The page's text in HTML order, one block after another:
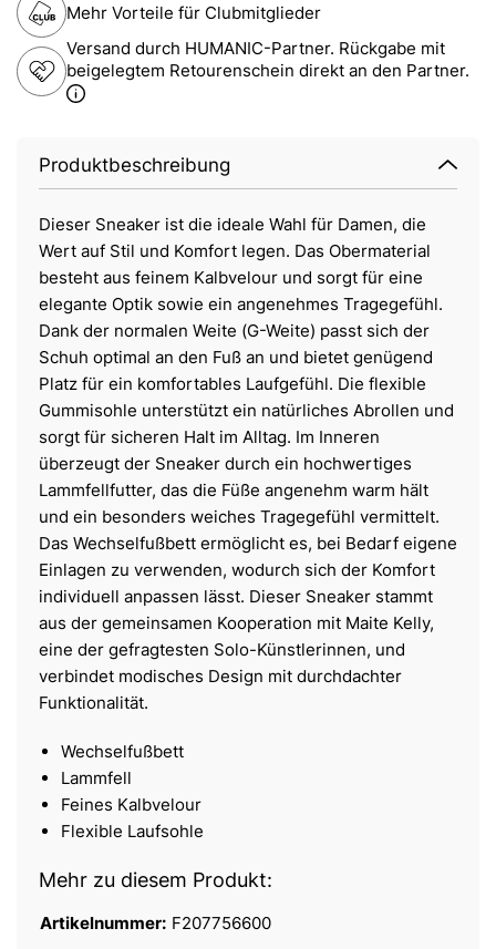
Mehr Vorteile für Clubmitglieder
Versand durch HUMANIC-Partner. Rückgabe mit
beigelegtem Retourenschein direkt an den Partner.
Produktbeschreibung
Dieser Sneaker ist die ideale Wahl für Damen, die
Wert auf Stil und Komfort legen. Das Obermaterial
besteht aus feinem Kalbvelour und sorgt für eine
elegante Optik sowie ein angenehmes Tragegefühl.
Dank der normalen Weite (G-Weite) passt sich der
Schuh optimal an den Fuß an und bietet genügend
Platz für ein komfortables Laufgefühl. Die flexible
Gummisohle unterstützt ein natürliches Abrollen und
sorgt für sicheren Halt im Alltag. Im Inneren
überzeugt der Sneaker durch ein hochwertiges
Lammfellfutter, das die Füße angenehm warm hält
und ein besonders weiches Tragegefühl vermittelt.
Das Wechselfußbett ermöglicht es, bei Bedarf eigene
Einlagen zu verwenden, wodurch sich der Komfort
individuell anpassen lässt. Dieser Sneaker stammt
aus der gemeinsamen Kooperation mit Maite Kelly,
eine der gefragtesten Solo-Künstlerinnen, und
verbindet modisches Design mit durchdachter
Funktionalität.
Wechselfußbett
Lammfell
Feines Kalbvelour
Flexible Laufsohle
Mehr zu diesem Produkt:
Artikelnummer: F207756600